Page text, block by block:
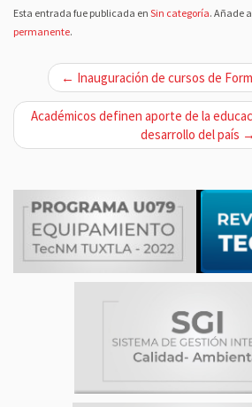
Esta entrada fue publicada en Sin categoría. Añade
permanente.
a
v
e
a
ó
n
← Inauguración de cursos de
Académicos definen aporte de la
desarrollo del país →